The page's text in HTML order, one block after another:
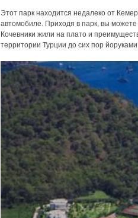
Этот парк находится недалеко от
автомобиле. Приходя в парк, вы
Кочевники жили на плато и
территории Турции до сих пор